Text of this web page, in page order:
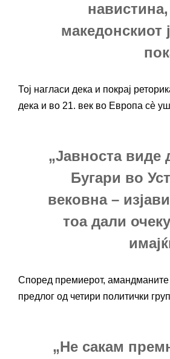
македонскиот
Тој нагласи дека и покрај
дека и во 21. век во Европа сè
„Јавноста виде
Бугари во
вековна –
тоа дали
Според премиерот, амандманите
предлог од четири политички
„Не сакам